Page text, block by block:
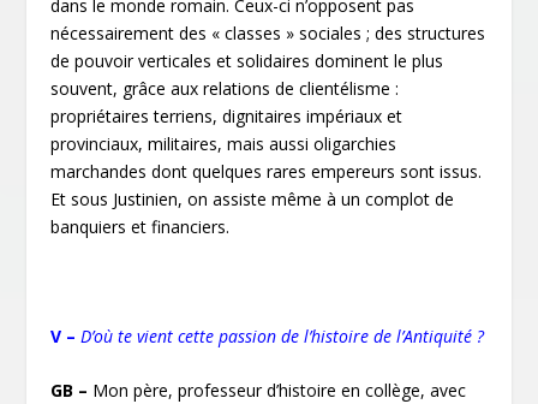
dans le monde romain. Ceux-ci n’opposent pas
nécessairement des « classes » sociales ; des structures
de pouvoir verticales et solidaires dominent le plus
souvent, grâce aux relations de clientélisme :
propriétaires terriens, dignitaires impériaux et
provinciaux, militaires, mais aussi oligarchies
marchandes dont quelques rares empereurs sont issus.
Et sous Justinien, on assiste même à un complot de
banquiers et financiers.
V –D’où te vient cette passion de l’histoire de l’Antiquité ?
GB – Mon père, professeur d’histoire en collège, avec